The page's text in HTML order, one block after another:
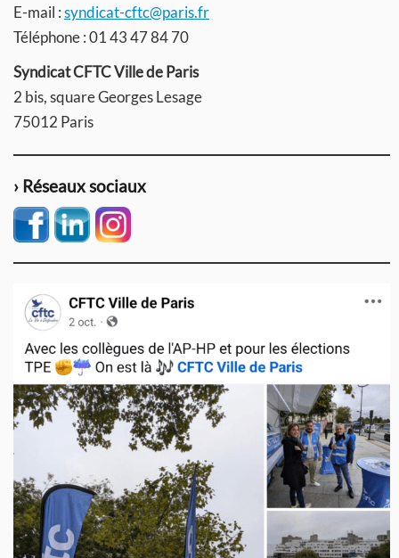
E-mail :syndicat-cftc@paris.fr
Téléphone : 01 43 47 84 70
Syndicat CFTC Ville de Paris
2 bis, square Georges Lesage
75012 Paris
› Réseaux sociaux